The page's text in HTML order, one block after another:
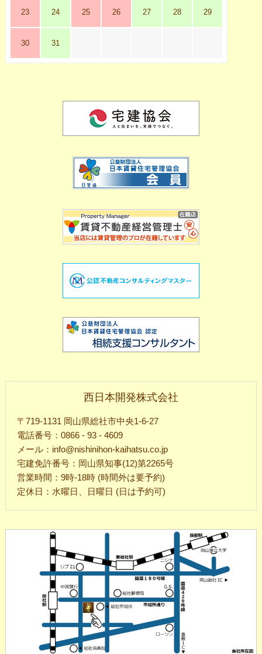
23 24 25 26 27 28 29
30 31
西日本開発株式会社
〒719-1131 岡山県総社市中央1-6-27
電話番号：0866 - 93 - 4609
メール：info@nishinihon-kaihatsu.co.jp
宅建免許番号：岡山県知事(12)第2265号
営業時間：9時-18時 (時間外は要予約)
定休日：水曜日、日曜日 (日は予約可)